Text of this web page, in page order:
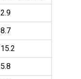
2.9
8.7
15.2
5.8